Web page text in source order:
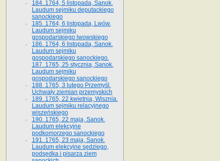
184. 1764, 5 listopada, Sanok.
Laudum sejmiku deputackiego
sanockiego
185. 1764, 6 listopada, Lwów.
Laudum sejmiku
gospodarskiego lwowskiego
186. 1764, 6 listopada, Sanok.
Laudum sejmiku
gospodarskiego sanockiego.
187. 1765, 25 stycznia, Sanok.
Laudum sejmiku
gospodarskiego sanockiego
188. 1765, 3 lutego Przemyśl.
Uchwały ziemian przemyskich
189. 1765, 22 kwietnia, Wisznia.
Laudum sejmiku relacyjnego
wiszeńskiego
190. 1765, 22 maja, Sanok.
Laudum elekcyjne
podkomorzego sanockiego
191. 1765, 23 maja, Sanok.
Laudum elekcyjne sędziego,
podsędka i pisarza ziem